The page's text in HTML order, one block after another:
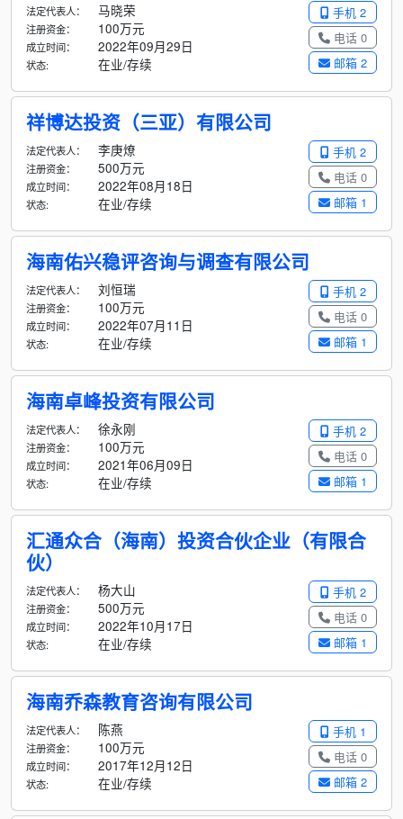
手机 2
电话 0
邮箱 2
法定代表人： 马晓荣
注册资金： 100万元
成立时间： 2022年09月29日
状态: 在业/存续
祥博达投资（三亚）有限公司
手机 2
电话 0
邮箱 1
法定代表人： 李庚燎
注册资金： 500万元
成立时间： 2022年08月18日
状态: 在业/存续
海南佑兴稳评咨询与调查有限公司
手机 2
电话 0
邮箱 1
法定代表人： 刘恒瑞
注册资金： 100万元
成立时间： 2022年07月11日
状态: 在业/存续
海南卓峰投资有限公司
手机 2
电话 0
邮箱 1
法定代表人： 徐永刚
注册资金： 100万元
成立时间： 2021年06月09日
状态: 在业/存续
汇通众合（海南）投资合伙企业（有限合
伙）
手机 2
电话 0
邮箱 1
法定代表人： 杨大山
注册资金： 500万元
成立时间： 2022年10月17日
状态: 在业/存续
海南乔森教育咨询有限公司
手机 1
电话 0
邮箱 2
法定代表人： 陈燕
注册资金： 100万元
成立时间： 2017年12月12日
状态: 在业/存续